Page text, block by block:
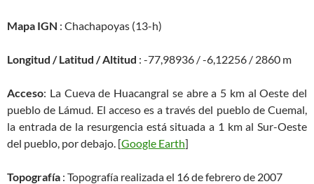
Mapa IGN : Chachapoyas (13-h)
Longitud / Latitud / Altitud : -77,98936 / -6,12256 / 2860 m
Acceso: La Cueva de Huacangral se abre a 5 km al Oeste del
pueblo de Lámud. El acceso es a través del pueblo de Cuemal,
la entrada de la resurgencia está situada a 1 km al Sur-Oeste
del pueblo, por debajo. [Google Earth]
Topografía : Topografía realizada el 16 de febrero de 2007